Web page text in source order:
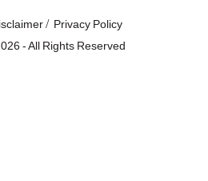
/ Privacy Policy
- All Rights Reserved